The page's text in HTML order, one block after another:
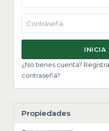
INICIA
¿No tienes cuenta?
contraseña?
Propiedades